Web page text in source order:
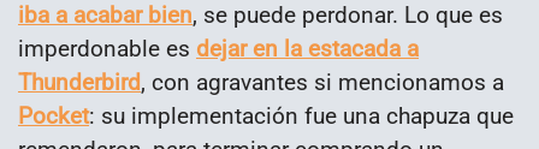
iba a acabar bien, se puede perdonar. Lo que es
imperdonable es dejar en la estacada a
Thunderbird, con agravantes si mencionamos a
Pocket: su implementación fue una chapuza que